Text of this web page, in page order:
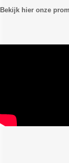
Bekijk hier onze